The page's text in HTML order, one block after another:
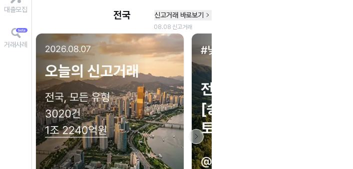
대출모집
거래사례